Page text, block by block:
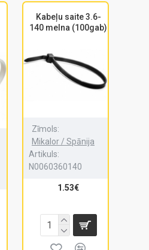
Kabeļu saite 3.6-
140 melna (100gab)
Zīmols:
Mikalor / Spānija
Artikuls:
N0060360140
1.53€